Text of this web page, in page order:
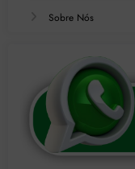
Sobre Nós